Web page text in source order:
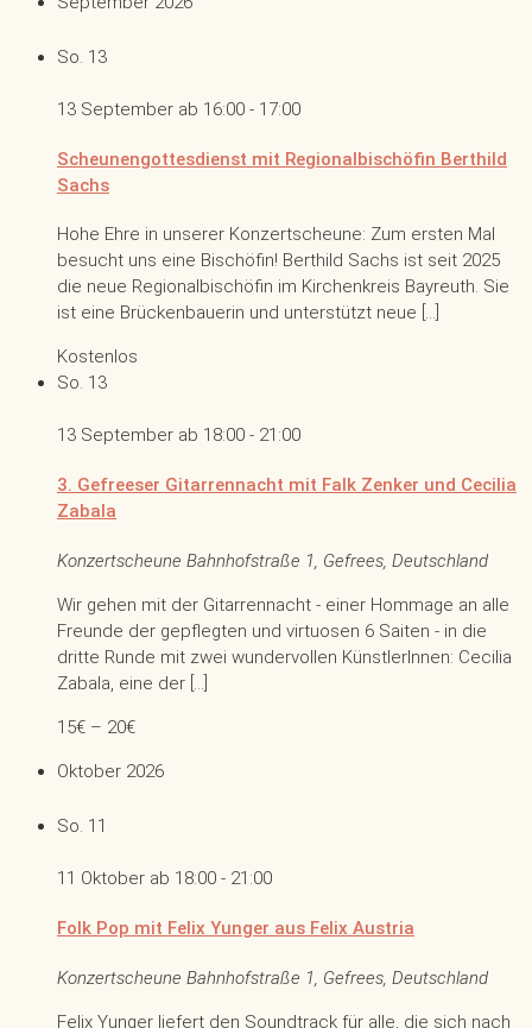
So. 13
13 September ab 16:00 - 17:00
Scheunengottesdienst mit Regionalbischöfin Berthild
Sachs
Hohe Ehre in unserer Konzertscheune: Zum ersten Mal
besucht uns eine Bischöfin! Berthild Sachs ist seit 2025
die neue Regionalbischöfin im Kirchenkreis Bayreuth. Sie
ist eine Brückenbauerin und unterstützt neue […]
Kostenlos
So. 13
13 September ab 18:00 - 21:00
3. Gefreeser Gitarrennacht mit Falk Zenker und Cecilia
Zabala
Konzertscheune Bahnhofstraße 1, Gefrees, Deutschland
Wir gehen mit der Gitarrennacht - einer Hommage an alle
Freunde der gepflegten und virtuosen 6 Saiten - in die
dritte Runde mit zwei wundervollen KünstlerInnen: Cecilia
Zabala, eine der […]
15€ – 20€
Oktober 2026
So. 11
11 Oktober ab 18:00 - 21:00
Folk Pop mit Felix Yunger aus Felix Austria
Konzertscheune Bahnhofstraße 1, Gefrees, Deutschland
Felix Yunger liefert den Soundtrack für alle, die sich nach